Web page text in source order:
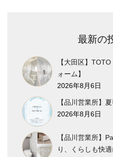
最新の
【大田区】
ォーム】
2026年8月6日
【品川営業所】
2026年8月6日
【品川営業所】
り、くらしも快適